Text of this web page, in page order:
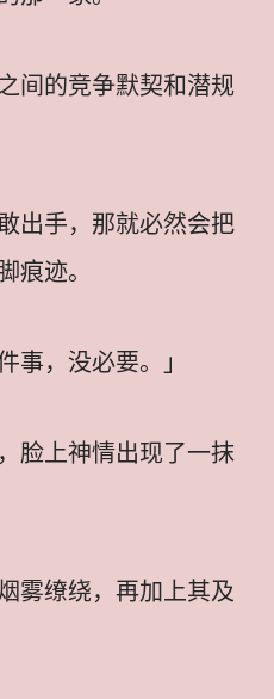
间的竞争默契和潜规
出手，那就必然会把
痕迹。
事，没必要。」
脸上神情出现了一抹
雾缭绕，再加上其及